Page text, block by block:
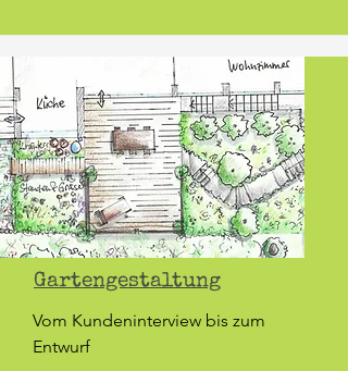
Gartengestaltung
Vom Kundeninterview bis zum
Entwurf